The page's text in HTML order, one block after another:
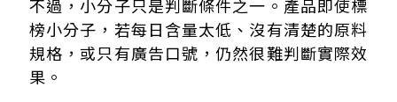
不過，小分子只是判斷條件之一。產品即使標
榜小分子，若每日含量太低、沒有清楚的原料
規格，或只有廣告口號，仍然很難判斷實際效
果。